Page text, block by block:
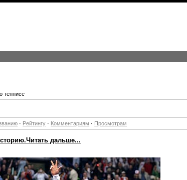
теннисе
· Рейтингу · Комментариям · Просмотрам
дальше...